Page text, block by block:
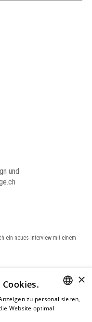
und
ein neues Interview mit einem
×
zu personalisieren,
Website optimal